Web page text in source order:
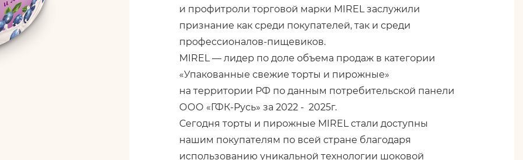
и профитроли торговой марки MIREL заслужили
признание как среди покупателей, так и среди
профессионалов-пищевиков.
MIREL — лидер по доле объема продаж в категории
«Упакованные свежие торты и пирожные»
на территории РФ по данным потребительской панели
ООО «ГФК-Русь» за 2022 - 2025г.
Сегодня торты и пирожные MIREL стали доступны
нашим покупателям по всей стране благодаря
использованию уникальной технологии шоковой